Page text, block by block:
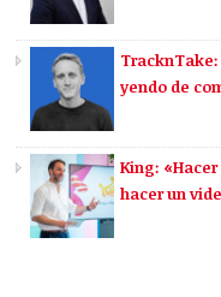
yendo de
King:
hacer un